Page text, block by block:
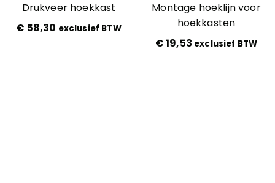
Drukveer hoekkast
€ 58,30 exclusief BTW
Montage hoeklijn voor
hoekkasten
€19,53 exclusief BTW